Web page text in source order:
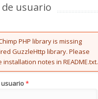
usuario
PHP library is missing
GuzzleHttp library. Please
installation notes in README.txt.
*